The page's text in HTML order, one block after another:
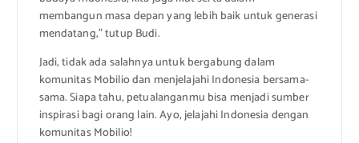
membangun masa depan yang lebih baik untuk generasi
mendatang,” tutup Budi.
Jadi, tidak ada salahnya untuk bergabung dalam
komunitas Mobilio dan menjelajahi Indonesia bersama-
sama. Siapa tahu, petualanganmu bisa menjadi sumber
inspirasi bagi orang lain. Ayo, jelajahi Indonesia dengan
komunitas Mobilio!